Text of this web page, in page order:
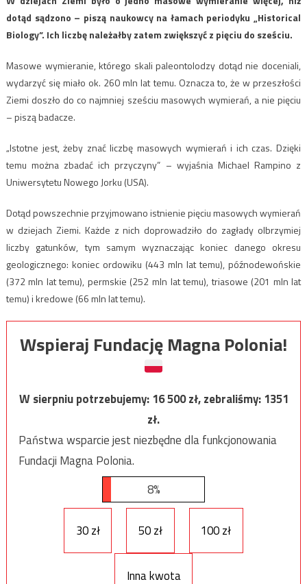
dotąd sądzono – piszą naukowcy na łamach periodyku „Historical
Biology”. Ich liczbę należałby zatem zwiększyć z pięciu do sześciu.
Masowe wymieranie, którego skali paleontolodzy dotąd nie doceniali,
wydarzyć się miało ok. 260 mln lat temu. Oznacza to, że w przeszłości
Ziemi doszło do co najmniej sześciu masowych wymierań, a nie pięciu
– piszą badacze.
„Istotne jest, żeby znać liczbę masowych wymierań i ich czas. Dzięki
temu można zbadać ich przyczyny” – wyjaśnia Michael Rampino z
Uniwersytetu Nowego Jorku (USA).
Dotąd powszechnie przyjmowano istnienie pięciu masowych wymierań
w dziejach Ziemi. Każde z nich doprowadziło do zagłady olbrzymiej
liczby gatunków, tym samym wyznaczając koniec danego okresu
geologicznego: koniec ordowiku (443 mln lat temu), późnodewońskie
(372 mln lat temu), permskie (252 mln lat temu), triasowe (201 mln lat
temu) i kredowe (66 mln lat temu).
Wspieraj Fundację Magna Polonia!
W sierpniu potrzebujemy:16 500zł, zebraliśmy:1351
zł.
Państwa wsparcie jest niezbędne dla funkcjonowania
Fundacji Magna Polonia.
8%
30 zł 50 zł 100 zł
Inna kwota